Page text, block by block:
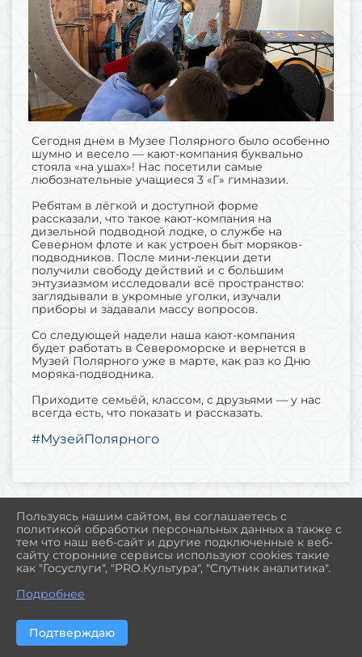
Сегодня днем в Музее Полярного было особенно
шумно и весело — кают-компания буквально
стояла «на ушах»! Нас посетили самые
любознательные учащиеся 3 «Г» гимназии.
Ребятам в лёгкой и доступной форме
рассказали, что такое кают-компания на
дизельной подводной лодке, о службе на
Северном флоте и как устроен быт моряков-
подводников. После мини-лекции дети
получили свободу действий и с большим
энтузиазмом исследовали всё пространство:
заглядывали в укромные уголки, изучали
приборы и задавали массу вопросов.
Со следующей надели наша кают-компания
будет работать в Североморске и вернется в
Музей Полярного уже в марте, как раз ко Дню
моряка-подводника.
Приходите семьёй, классом, с друзьями — у нас
всегда есть, что показать и рассказать.
#МузейПолярного
2026 Г. MUSEUM-POLAR.RU
ВХОД
КАРТА САЙТА
ПОЛИТИКА ОБРАБОТКИ ПЕРСОНАЛЬНЫХ ДАННЫХ
СДЕЛАНО НА KUBCMS
Пользуясь нашим сайтом, вы соглашаетесь с
политикой обработки персональных данных а также с
тем что наш веб-сайт и другие подключенные к веб-
сайту сторонние сервисы используют cookies такие
как "Госуслуги", "PRO.Культура", "Спутник аналитика".
Подробнее
Подтверждаю